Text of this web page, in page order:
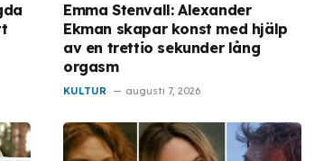
Emma Stenvall: Alexander
Ekman skapar konst med hjälp
av en trettio sekunder lång
orgasm
KULTUR augusti 7, 2026